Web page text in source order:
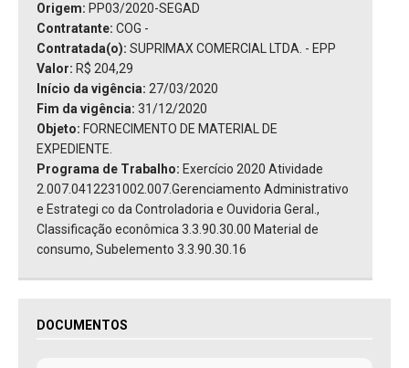
Origem: PP03/2020-SEGAD
Contratante: COG -
Contratada(o): SUPRIMAX COMERCIAL LTDA. - EPP
Valor: R$ 204,29
Início da vigência: 27/03/2020
Fim da vigência: 31/12/2020
Objeto: FORNECIMENTO DE MATERIAL DE
EXPEDIENTE.
Programa de Trabalho: Exercício 2020 Atividade
2.007.0412231002.007.Gerenciamento Administrativo
e Estrategi co da Controladoria e Ouvidoria Geral.,
Classificação econômica 3.3.90.30.00 Material de
consumo, Subelemento 3.3.90.30.16
DOCUMENTOS